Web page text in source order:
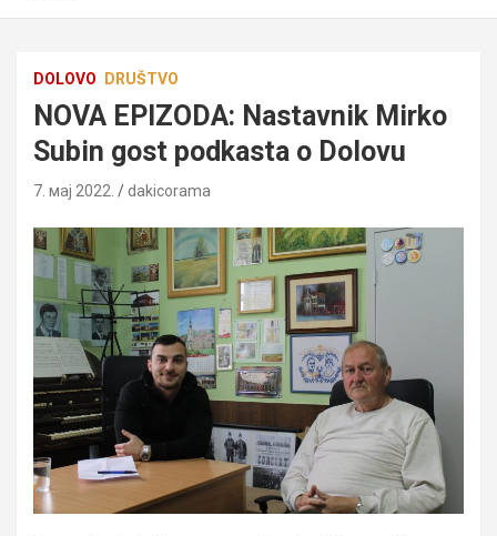
DOLOVO DRUŠTVO
NOVA EPIZODA: Nastavnik Mirko
Subin gost podkasta o Dolovu
7. мај 2022. dakicorama